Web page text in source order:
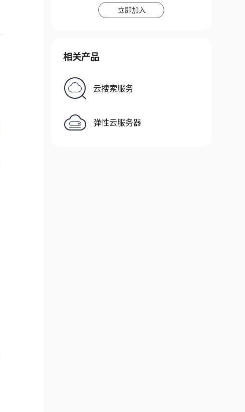
立即加入
相关产品
云搜索服务
弹性云服务器